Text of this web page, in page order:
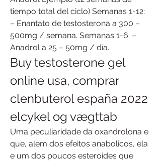
tiempo total del ciclo) Semanas 1-12:
– Enantato de testosterona a 300 –
500mg / semana. Semanas 1-6: –
Anadrol a 25 – 50mg / día.
Buy testosterone gel
online usa, comprar
clenbuterol españa 2022
elcykel og vægttab
Uma peculiaridade da oxandrolona e
que, alem dos efeitos anabolicos, ela
e um dos poucos esteroides que